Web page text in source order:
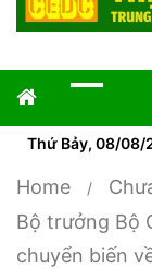
Thứ Bảy, 08/08/
Home
Bộ trưởng Bộ
chuyển biến